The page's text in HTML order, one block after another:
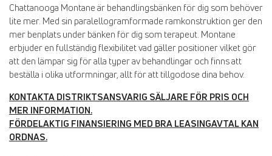
Chattanooga Montane är behandlingsbänken för dig som behöver
lite mer. Med sin paralellogramformade ramkonstruktion ger den
mer benplats under bänken för dig som terapeut. Montane
erbjuder en fullständig flexibilitet vad gäller positioner vilket gör
att den lämpar sig för alla typer av behandlingar och finns att
beställa i olika utformningar, allt för att tillgodose dina behov.
KONTAKTADISTRIKTSANSVARIG SÄLJARE FÖR PRIS OCH
MER INFORMATION.
FÖRDELAKTIG FINANSIERING MED BRA LEASINGAVTAL KAN
ORDNAS.